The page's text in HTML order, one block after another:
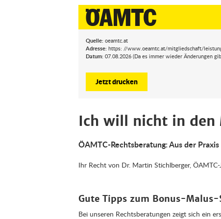
Quelle: oeamtc.at
Adresse: https: //www.oeamtc.at/mitgliedschaft/
Datum: 07.08.2026 (Da es immer wieder Änderungen
Jetzt drucken
Ich will nicht in den
ÖAMTC-Rechtsberatung: Aus der
Ihr Recht von Dr. Martin Stichlberger,
Gute Tipps zum Bonus-Malus-
Bei unseren Rechtsberatungen zeigt sich ein